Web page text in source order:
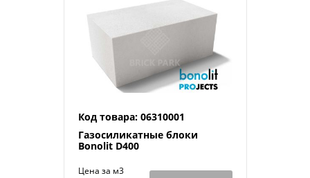
Код товара: 06310001
Газосиликатные блоки
Bonolit D400
Цена за м3